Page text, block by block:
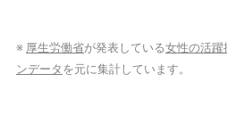
※ 厚生労働省が発表している女性の活躍
ンデータ を元に集計しています。